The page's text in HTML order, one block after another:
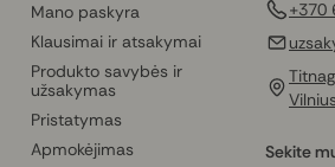
Mano paskyra
Klausimai ir atsakymai
Produkto savybės ir
užsakymas
Pristatymas
Apmokėjimas
+370
Vilnius
Sekite